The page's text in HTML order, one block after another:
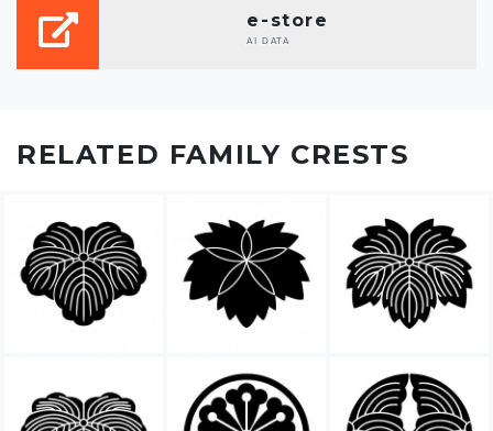
e-store
AI DATA
RELATED FAMILY CRESTS